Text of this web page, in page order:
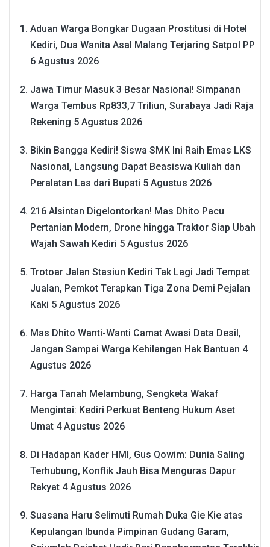
Aduan Warga Bongkar Dugaan Prostitusi di Hotel
Kediri, Dua Wanita Asal Malang Terjaring Satpol PP
6 Agustus 2026
Jawa Timur Masuk 3 Besar Nasional! Simpanan
Warga Tembus Rp833,7 Triliun, Surabaya Jadi Raja
Rekening 5 Agustus 2026
Bikin Bangga Kediri! Siswa SMK Ini Raih Emas LKS
Nasional, Langsung Dapat Beasiswa Kuliah dan
Peralatan Las dari Bupati 5 Agustus 2026
216 Alsintan Digelontorkan! Mas Dhito Pacu
Pertanian Modern, Drone hingga Traktor Siap Ubah
Wajah Sawah Kediri 5 Agustus 2026
Trotoar Jalan Stasiun Kediri Tak Lagi Jadi Tempat
Jualan, Pemkot Terapkan Tiga Zona Demi Pejalan
Kaki 5 Agustus 2026
Mas Dhito Wanti-Wanti Camat Awasi Data Desil,
Jangan Sampai Warga Kehilangan Hak Bantuan 4
Agustus 2026
Harga Tanah Melambung, Sengketa Wakaf
Mengintai: Kediri Perkuat Benteng Hukum Aset
Umat 4 Agustus 2026
Di Hadapan Kader HMI, Gus Qowim: Dunia Saling
Terhubung, Konflik Jauh Bisa Menguras Dapur
Rakyat 4 Agustus 2026
Suasana Haru Selimuti Rumah Duka Gie Kie atas
Kepulangan Ibunda Pimpinan Gudang Garam,